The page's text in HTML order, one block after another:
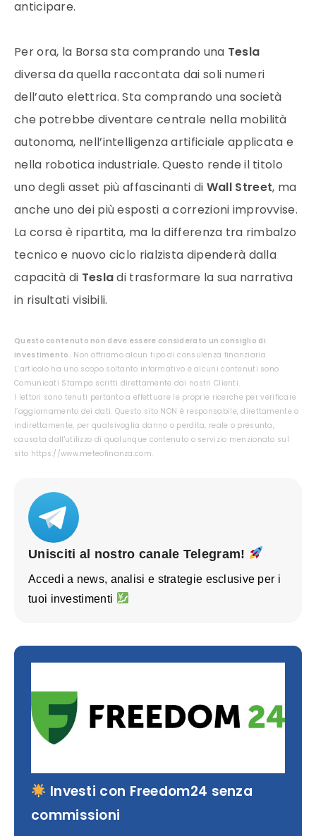
anticipare.
Per ora, la Borsa sta comprando una Tesla
diversa da quella raccontata dai soli numeri
dell’auto elettrica. Sta comprando una società
che potrebbe diventare centrale nella mobilità
autonoma, nell’intelligenza artificiale applicata e
nella robotica industriale. Questo rende il titolo
uno degli asset più affascinanti di Wall Street, ma
anche uno dei più esposti a correzioni improvvise.
La corsa è ripartita, ma la differenza tra rimbalzo
tecnico e nuovo ciclo rialzista dipenderà dalla
capacità di Tesladi trasformare la sua narrativa
in risultati visibili.
Questo contenuto non deve essere considerato un consiglio di
investimento. Non offriamo alcun tipo di consulenza finanziaria.
L’articolo ha uno scopo soltanto informativo e alcuni contenuti sono
Comunicati Stampa scritti direttamente dai nostri Clienti.
I lettori sono tenuti pertanto a effettuare le proprie ricerche per verificare
l’aggiornamento dei dati. Questo sito NON è responsabile, direttamente o
indirettamente, per qualsivoglia danno o perdita, reale o presunta,
causata dall'utilizzo di qualunque contenuto o servizio menzionato sul
sito https://www.meteofinanza.com.
Unisciti al nostro canale Telegram!
Accedi a news, analisi e strategie esclusive per i
tuoi investimenti
Investi con Freedom24 senza
commissioni